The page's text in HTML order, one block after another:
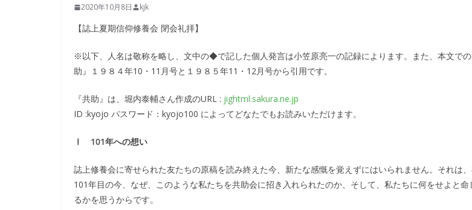
2020年10月8日 kjk
【誌上夏期信仰修養会 閉会礼拝】
※以下、人名は敬称を略し、文中の◆で記した個人発言は小笠原亮一の記録によります。また、本文で
助』１９８４年10・11月号と１９８５年11・12月号から引用です。
『共助』は、堀内泰輔さん作成のURL : jightml.sakura.ne.jp
ID :kyojo パスワード：kyojo100 によってどなたでもお読みいただけます。
Ⅰ 101年への想い
誌上修養会に寄せられた友たちの原稿を読み終えた今、新たな感慨を覚えずにはいられません。それは、
101年目の今、なぜ、このような私たちを共助会に招き入れられたのか、そして、私たちに何をせよと命
るかを思うからです。